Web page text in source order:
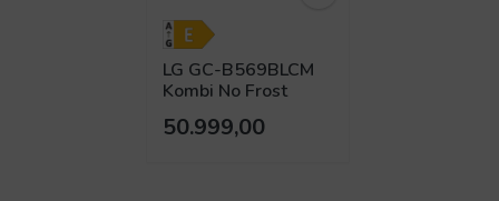
LG GC-B569BLCM
Kombi No Frost
50.999,00